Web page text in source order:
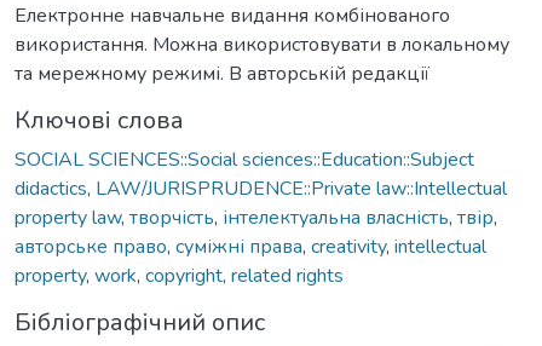
Електронне навчальне видання комбінованого
використання. Можна використовувати в локальному
та мережному режимі. В авторській редакції
Ключові слова
SOCIAL SCIENCES::Social sciences::Education::Subject
didactics, LAW/JURISPRUDENCE::Private law::Intellectual
property law, творчість, інтелектуальна власність, твір,
авторське право, суміжні права, creativity, intellectual
property, work, copyright, related rights
Бібліографічний опис